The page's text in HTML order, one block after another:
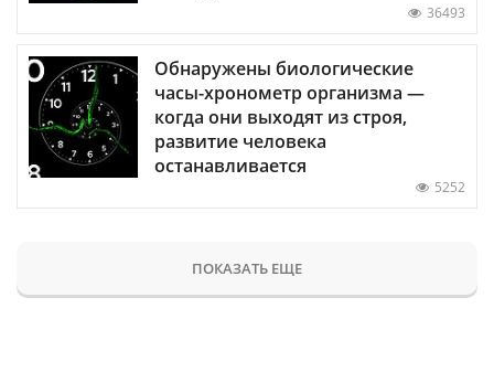
36493
Обнаружены биологические
часы-хронометр организма —
когда они выходят из строя,
развитие человека
останавливается
5252
ПОКАЗАТЬ ЕЩЕ